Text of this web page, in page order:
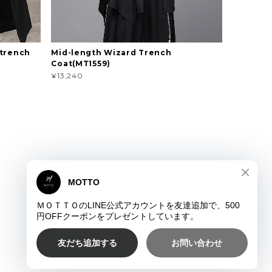
Mid-length Wizard Trench
Coat(MT1559)
¥13,240